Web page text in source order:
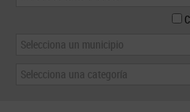
Selecciona un municipio
Selecciona una categoría